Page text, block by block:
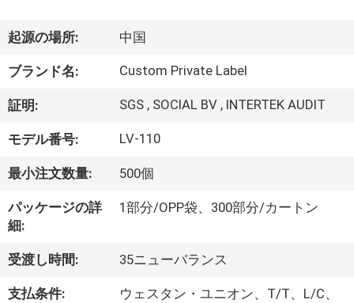
ダ
ク
ト
私
に
つ
い
起源の場所: 中国
ブランド名: Custom Private Label
証明: SGS , SOCIAL BV , INTERTEK AUDIT
モデル番号: LV-110
最小注文数量: 500個
パッケージの詳
細:
1部分/OPP袋、300部分/カートン
受渡し時間: 35ニューバランス
支払条件:
ウェスタン・ユニオン、T/T、L/C、